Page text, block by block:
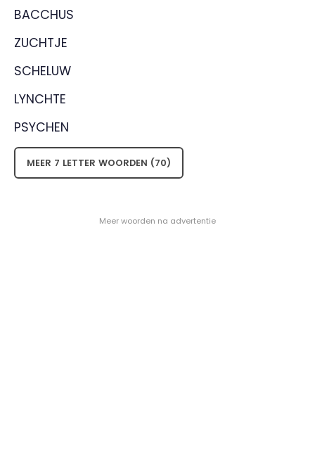
BACCHUS
ZUCHTJE
SCHELUW
LYNCHTE
PSYCHEN
MEER 7 LETTER WOORDEN (70)
- Meer woorden na advertentie -